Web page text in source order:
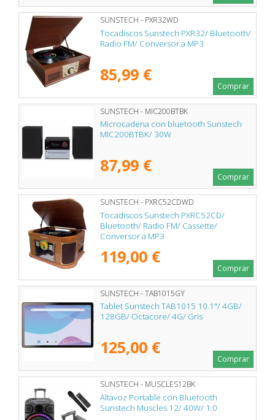
SUNSTECH - PXR32WD
Tocadiscos Sunstech PXR32/ Bluetooth/
Radio FM/ Conversor a MP3
85,99 €
Comprar
SUNSTECH - MIC200BTBK
Microcadena con bluetooth Sunstech
MIC200BTBK/ 30W
87,99 €
Comprar
SUNSTECH - PXRC52CDWD
Tocadiscos Sunstech PXRC52CD/
Bluetooth/ Radio FM/ Cassette/
Conversor a MP3
119,00 €
Comprar
SUNSTECH - TAB1015GY
Tablet Sunstech TAB1015 10.1"/ 4GB/
128GB/ Octacore/ 4G/ Gris
125,00 €
Comprar
SUNSTECH - MUSCLES12BK
Altavoz Portable con Bluetooth
Sunstech Muscles 12/ 40W/ 1.0